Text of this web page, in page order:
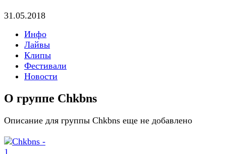
31.05.2018
Инфо
Лайвы
Клипы
Фестивали
Новости
О группе Chkbns
Описание для группы Chkbns еще не добавлено